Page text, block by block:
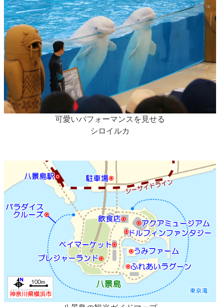
可愛いパフォーマンスを見せる
シロイルカ